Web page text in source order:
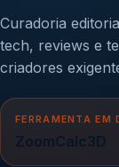
Curadoria
tech, reviews e
criadores
FERRAMENTA EM
ZoomCalc3D